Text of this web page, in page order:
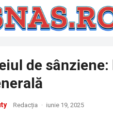
de
Redacția · iunie 19, 2025